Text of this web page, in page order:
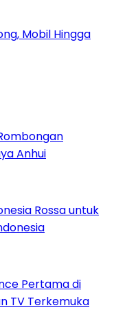
Mobil Hingga
Anhui
Rossa untuk
Pertama di
TV Terkemuka